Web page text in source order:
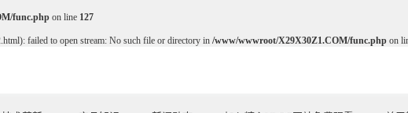
func.php on line 127
failed to open stream: No such file or directory in /www/wwwroot/X29X30Z1.COM/func.php on